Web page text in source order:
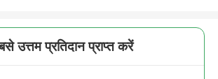
उत्तम प्रतिदान प्राप्त करें